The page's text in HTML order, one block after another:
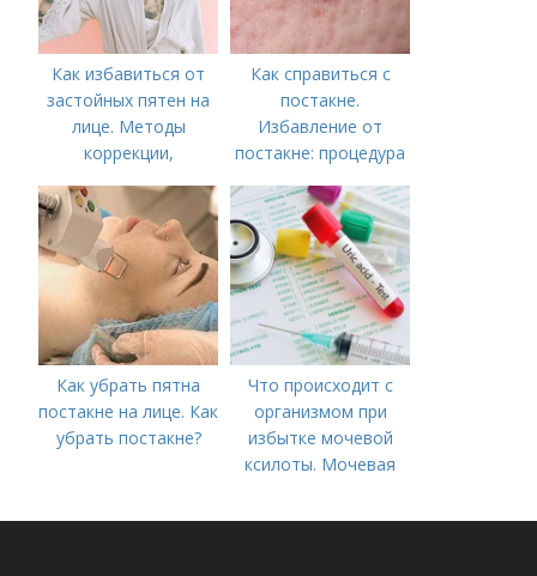
Как избавиться от
застойных пятен на
лице. Методы
коррекции,
акне и удаления
рубцов и шрамов
постакне
Как справиться с
постакне.
Избавление от
постакне: процедура
Как убрать пятна
постакне на лице. Как
убрать постакне?
Что происходит с
организмом при
избытке мочевой
ксилоты. Мочевая
норма и отклонения